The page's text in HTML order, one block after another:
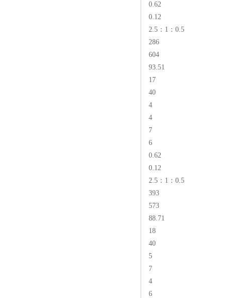
0.62
0.12
2.5：1：0.5
286
604
93.51
17
40
4
4
7
6
0.62
0.12
2.5：1：0.5
393
573
88.71
18
40
5
7
4
6